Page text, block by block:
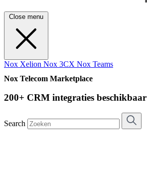
Close menu
Nox Xelion Nox 3CX Nox Teams
Nox Telecom Marketplace
200+ CRM integraties beschikbaar
Search